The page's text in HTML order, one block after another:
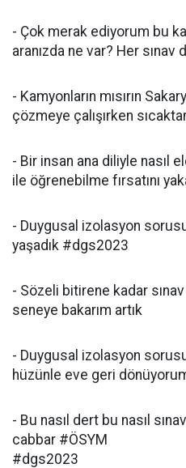
- Çok merak ediyorum bu
aranızda ne var? Her sınav
- Kamyonların mısırın
çözmeye çalışırken
- Bir insan ana diliyle nasıl
ile öğrenebilme fırsatını
- Duygusal izolasyon
yaşadık #dgs2023
- Sözeli bitirene kadar
seneye bakarım artık
- Duygusal izolasyon
hüzünle eve geri
- Bu nasıl dert bu nasıl
cabbar #ÖSYM
#dgs2023